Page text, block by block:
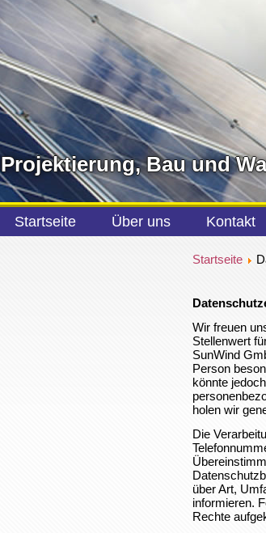
Projektierung, Bau und
Startseite Über uns Kontakt
Startseite
Wir freuen
Stellenwert
SunWind
Person
könnte
holen wir
Die
über Art,
informieren.
Rechte